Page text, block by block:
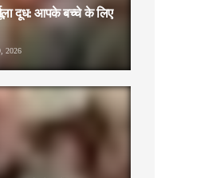
दूध: आपके बच्चे के लिए
2026